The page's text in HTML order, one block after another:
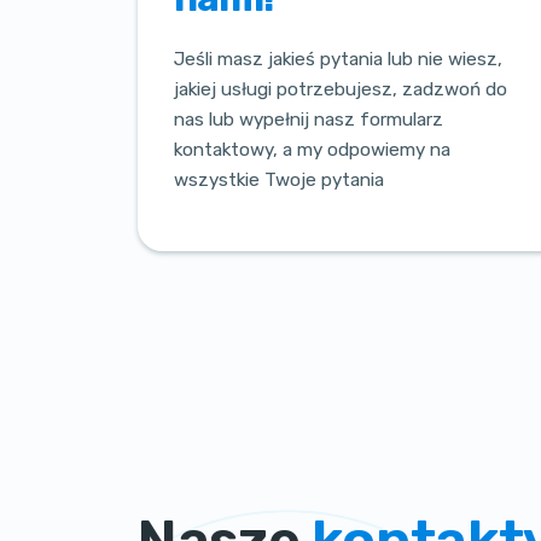
Jeśli masz jakieś pytania lub nie wiesz,
jakiej usługi potrzebujesz, zadzwoń do
nas lub wypełnij nasz formularz
kontaktowy, a my odpowiemy na
wszystkie Twoje pytania